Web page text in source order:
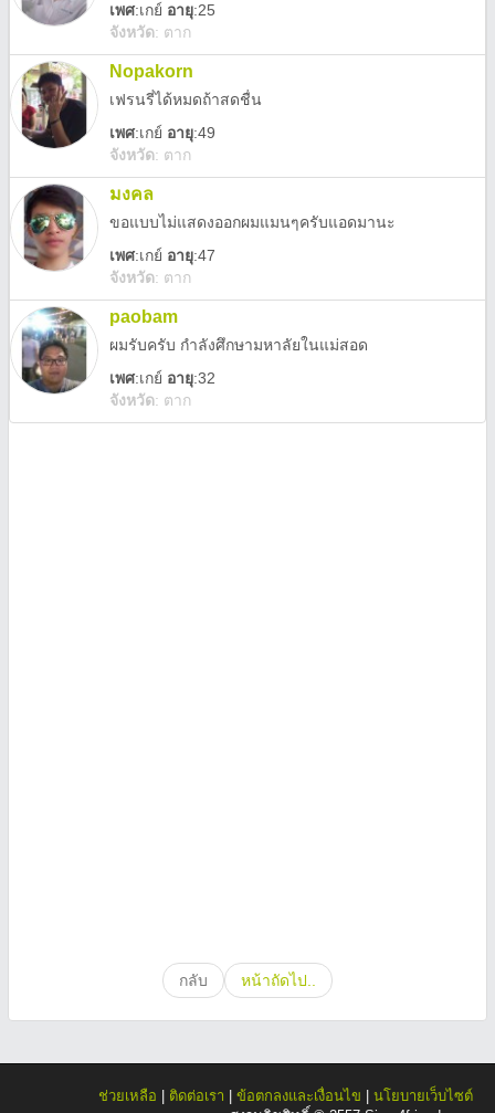
เพศ:เกย์ อายุ:25
จังหวัด: ตาก
Nopakorn
เฟรนรี่ได้หมดถ้าสดชื่น
เพศ:เกย์ อายุ:49
จังหวัด: ตาก
มงคล
ขอแบบไม่แสดงออกผมแมนๆครับแอดมานะ
เพศ:เกย์ อายุ:47
จังหวัด: ตาก
paobam
ผมรับครับ กำลังศึกษามหาลัยในแม่สอด
เพศ:เกย์ อายุ:32
จังหวัด: ตาก
กลับ หน้าถัดไป..
ช่วยเหลือ ติดต่อเรา ข้อตกลงและเงื่อนไข
นโยบายเว็บไซต์